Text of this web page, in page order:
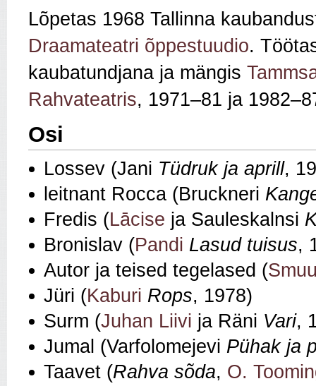
Lõpetas 1968 Tallinna
Draamateatri õppestuudio.
kaubatundjana ja mängis
Rahvateatris, 1971–81 ja
Osi
Lossev (Jani Tüdruk ja aprill,
leitnant Rocca (Bruckneri
Fredis (Lācise ja Sauleskalnsi
Bronislav (Pandi Lasud tuisus,
Autor ja teised tegelased (
Jüri (Kaburi Rops, 1978)
Surm (Juhan Liivi ja Räni Vari,
Jumal (Varfolomejevi Pühak ja
Taavet (Rahva sõda, O.